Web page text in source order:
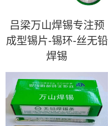
吕梁万山焊锡专注预
成型锡片-锡环-丝无铅
焊锡